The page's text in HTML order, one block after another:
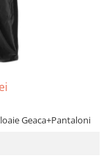
Geaca+Pantaloni